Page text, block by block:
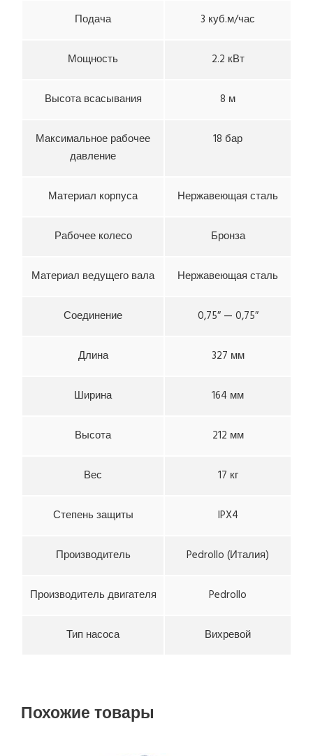
Подача 3 куб.м/час
Мощность 2.2 кВт
Высота всасывания 8 м
Максимальное рабочее
давление
18 бар
Материал корпуса Нержавеющая сталь
Рабочее колесо Бронза
Материал ведущего вала Нержавеющая сталь
Соединение 0,75″ — 0,75″
Длина 327 мм
Ширина 164 мм
Высота 212 мм
Вес 17 кг
Степень защиты IPX4
Производитель Pedrollo (Италия)
Производитель двигателя Pedrollo
Тип насоса Вихревой
Похожие товары